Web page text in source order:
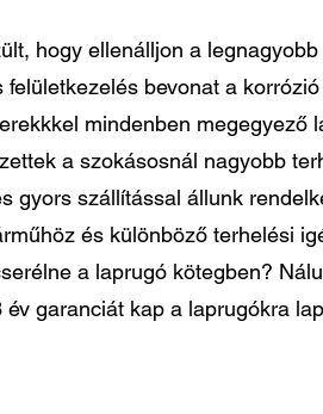
hogy ellenálljon a
bevonat a
mindenben megegyező
a szokásosnál nagyobb
gyors szállítással állunk
és különböző terhelési
a laprugó kötegben?
garanciát kap a laprugókra